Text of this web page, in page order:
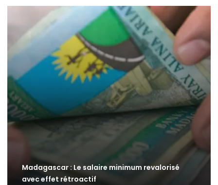
Madagascar : Le salaire minimum revalorisé
avec effet rétroactif